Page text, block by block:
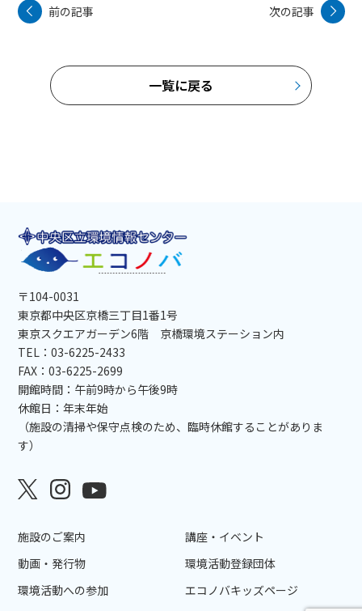
前の記事 次の記事
一覧に戻る
〒104-0031
東京都中央区京橋三丁目1番1号
東京スクエアガーデン6階 京橋環境ステーション内
TEL：03-6225-2433
FAX：03-6225-2699
開館時間：午前9時から午後9時
休館日：年末年始
（施設の清掃や保守点検のため、臨時休館することがありま
す）
施設のご案内
講座・イベント
動画・発行物
環境活動登録団体
環境活動への参加
エコノバキッズページ